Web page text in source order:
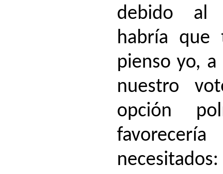
debido al
habría que
pienso yo,
nuestro
opción